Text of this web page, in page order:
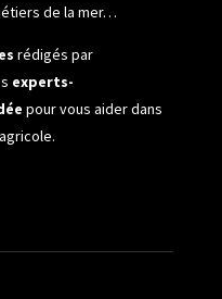
de la mer…
rédigés par
experts-
pour vous aider dans